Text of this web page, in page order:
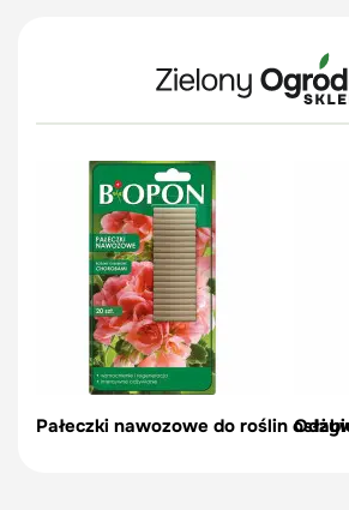
Pałeczki nawozowe do roślin